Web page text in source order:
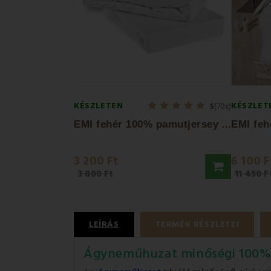
KÉSZLETEN 5(70x)
E
MI fehér 100% pamutjersey gumis lepedő
3 200 Ft
3 800 Ft
6 100
11 450
LEÍRÁS TERMÉK RÉSZLETEI
Ágyneműhuzat minőségi